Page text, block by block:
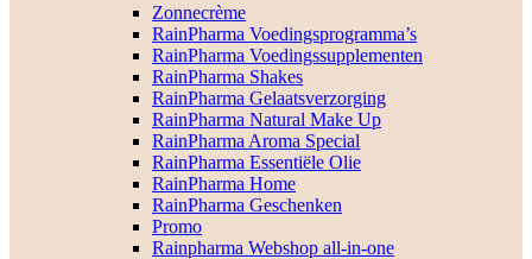
Zonnecrème
RainPharma Voedingsprogramma’s
RainPharma Voedingssupplementen
RainPharma Shakes
RainPharma Gelaatsverzorging
RainPharma Natural Make Up
RainPharma Aroma Special
RainPharma Essentiële Olie
RainPharma Home
RainPharma Geschenken
Promo
Rainpharma Webshop all-in-one